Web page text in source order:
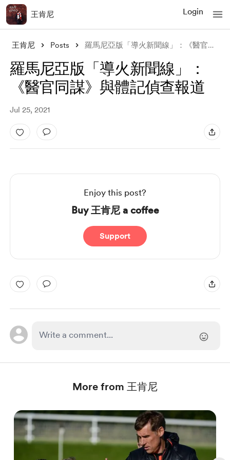
王肯尼 Login
王肯尼 Posts 羅馬尼亞版「導火新聞線」：《醫官同謀》與體記偵查報道
羅馬尼亞版「導火新聞線」：
《醫官同謀》與體記偵查報道
Jul 25, 2021
Enjoy this post?
Buy 王肯尼 a coffee
Support
More from 王肯尼